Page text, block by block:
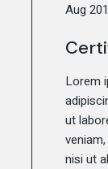
Aug
Lorem
ut
nisi ut